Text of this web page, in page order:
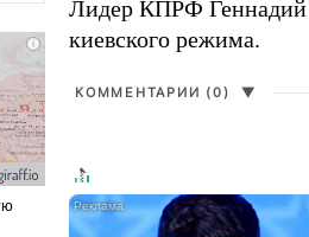
Лидер КПРФ Геннадий
киевского режима.
КОММЕНТАРИИ (0) ▼